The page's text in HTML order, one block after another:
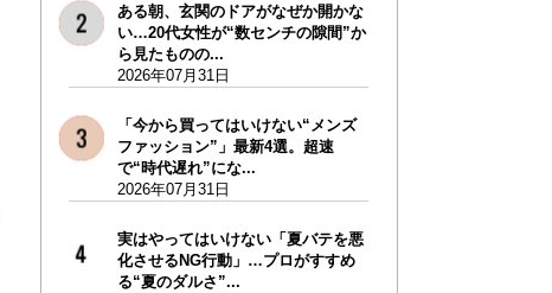
ある朝、玄関のドアがなぜか開かな
い…20代女性が“数センチの隙間”か
ら見たものの...
2026年07月31日
「今から買ってはいけない“メンズ
ファッション”」最新4選。超速
で“時代遅れ”にな...
2026年07月31日
実はやってはいけない「夏バテを悪
化させるNG行動」…プロがすすめ
る“夏のダルさ”...